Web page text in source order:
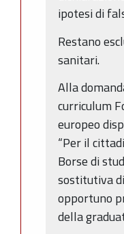
ipotesi di
Restano
sanitari.
Alla
curriculum
europeo
“Per il
Borse di
sostitutiva
opportuno
della